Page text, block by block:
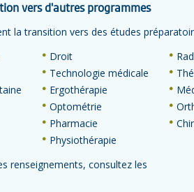
vers d'autres programmes
la transition vers des études
Droit
Technologie médicale
Ergothérapie
Optométrie
Pharmacie
Physiothérapie
renseignements, consultez les